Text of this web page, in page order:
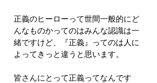
正義のヒーローって世間一般的にど
んなものかってのはみんな認識は一
緒ですけど、『正義』ってのは人に
よってきっと違うと思います。
皆さんにとって正義ってなんです